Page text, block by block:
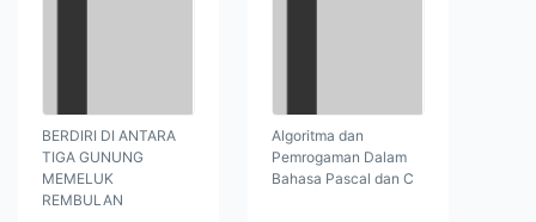
BERDIRI DI ANTARA
TIGA GUNUNG
MEMELUK
REMBULAN
Algoritma dan
Pemrogaman Dalam
Bahasa Pascal dan C